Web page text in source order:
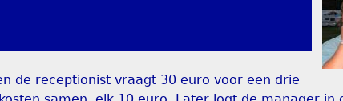
de receptionist vraagt 30 euro voor een drie